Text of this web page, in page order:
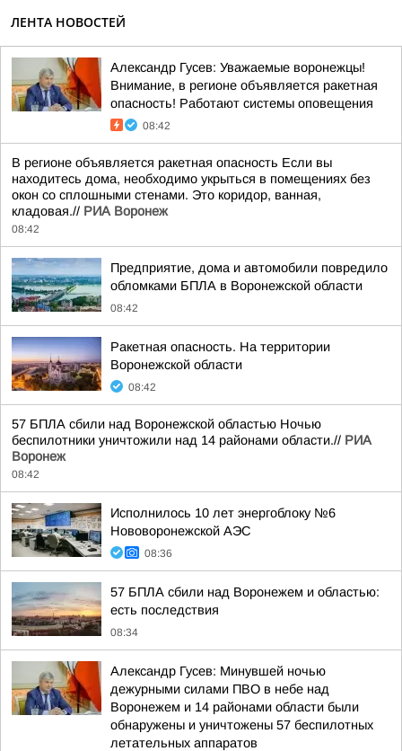
ЛЕНТА НОВОСТЕЙ
Александр Гусев: Уважаемые воронежцы!
Внимание, в регионе объявляется ракетная
опасность! Работают системы оповещения
08:42
В регионе объявляется ракетная опасность Если вы
находитесь дома, необходимо укрыться в помещениях без
окон со сплошными стенами. Это коридор, ванная,
кладовая.// РИА Воронеж
08:42
Предприятие, дома и автомобили повредило
обломками БПЛА в Воронежской области
08:42
Ракетная опасность. На территории
Воронежской области
08:42
57 БПЛА сбили над Воронежской областью Ночью
беспилотники уничтожили над 14 районами области.// РИА
Воронеж
08:42
Исполнилось 10 лет энергоблоку №6
Нововоронежской АЭС
08:36
57 БПЛА сбили над Воронежем и областью:
есть последствия
08:34
Александр Гусев: Минувшей ночью
дежурными силами ПВО в небе над
Воронежем и 14 районами области были
обнаружены и уничтожены 57 беспилотных
летательных аппаратов